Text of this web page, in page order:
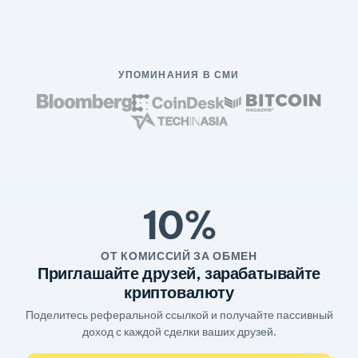
УПОМИНАНИЯ В СМИ
10%
ОТ КОМИССИЙ ЗА ОБМЕН
Приглашайте друзей, зарабатывайте
криптовалюту
Поделитесь реферальной ссылкой и получайте пассивный
доход с каждой сделки ваших друзей.